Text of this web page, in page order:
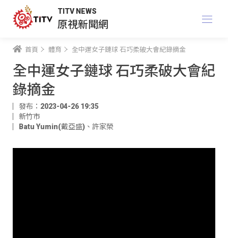
TITV NEWS
原視新聞網
首頁 體育 全中運女子鏈球 石巧柔破大會紀錄摘金
全中運女子鏈球 石巧柔破大會紀
錄摘金
發布：2023-04-26 19:35
新竹市
Batu Yumin(戴亞盛) 、 許家榮